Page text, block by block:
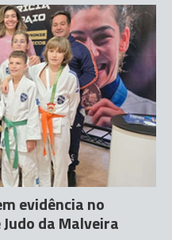
evidência no
da Malveira